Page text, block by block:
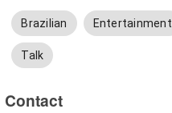
Brazilian Entertainment
Talk
Contact